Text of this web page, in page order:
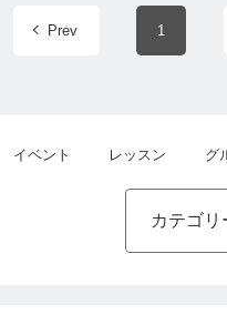
Prev 1
イベント レッスン グ
カテゴリ